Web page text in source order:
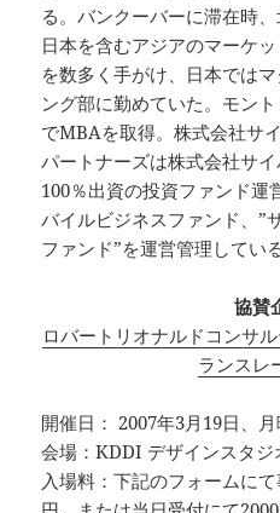
る。バンクーバーに滞在時
日本を含むアジアのマーケ
を数多く手がけ、日本では
ング部に勤めていた。モン
でMBAを取得。株式会社サ
パートナーズは株式会社サ
100％出資の投資ファンド運
バイルビジネスファンド、”
ファンド”を運営管理している
協賛
ロバートリオナルドコンサ
ランスレ
開催日： 2007年3月19日、
会場：KDDI デザインスタ
入場料：下記のフォームに